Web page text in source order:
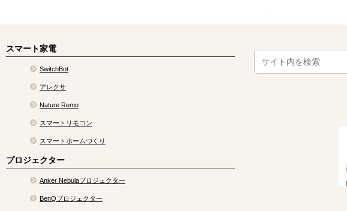
スマート家電
SwitchBot
アレクサ
Nature Remo
スマートリモコン
スマートホームづくり
プロジェクター
Anker Nebulaプロジェクター
BenQプロジェクター